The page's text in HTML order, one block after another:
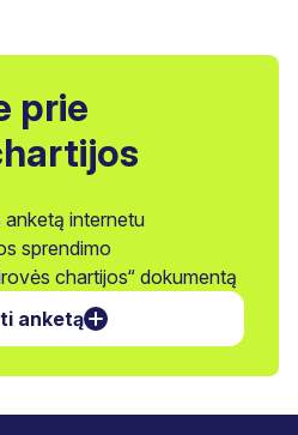
prie
internetu
sprendimo
chartijos“ dokumentą
anketą